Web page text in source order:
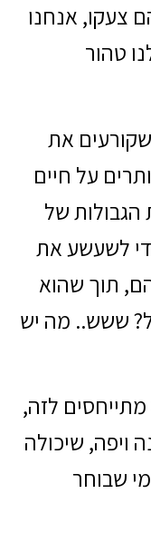
צעקו, אנחנו
טהור
את
על חיים
הגבולות של
לשעשע את
תוך שהוא
ששש.. מה יש
לזה,
ויפה, שיכולה
שבוחר